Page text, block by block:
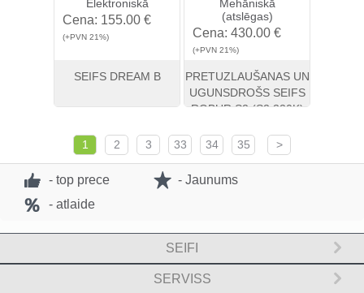
Elektroniskā
Cena: 155.00 €
(+PVN 21%)
SEIFS DREAM B
Mehāniskā
(atslēgas)
Cena: 430.00 €
(+PVN 21%)
PRETUZLAUŠANAS UN
UGUNSDROŠS SEIFS
ROBUR S2 (S2 320K)
1
2 3 33 34 35 >
- top prece
- Jaunums
- atlaide
SEIFI
SERVISS